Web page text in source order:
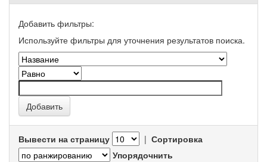
Добавить фильтры:
Используйте фильтры для уточнения результатов поиска.
Вывести на страницу | Сортировка
Упорядочнить